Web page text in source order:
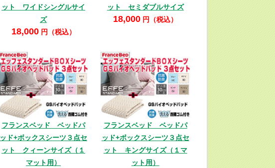
ット ワイドシングルサイ
ズ
18,000円（税込）
ット セミダブルサイズ
18,000 円（税込）
フランスベッド ベッドパ
ッド+ボックスシーツ３点セ
ット クィーンサイズ（１
マット用）
フランスベッド ベッドパ
ッド+ボックスシーツ３点セ
ット キングサイズ（１マ
ット用）